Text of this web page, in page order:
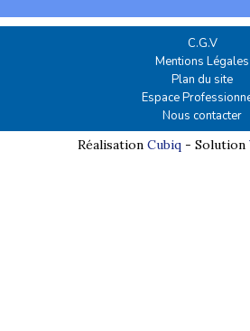
C.G.V
Mentions Légales
Plan du site
Espace
Nous contacter
Réalisation Cubiq- Solution